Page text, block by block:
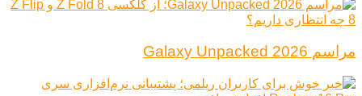
مراسم Galaxy Unpacked 2026